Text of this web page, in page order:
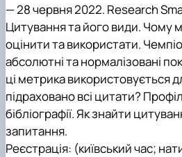
—28 червня 2022. Research
Цитування та його види. Чому
оцінити та використати.
абсолютні та нормалізовані
ці метрика використовується
підраховано всі цитати?
бібліографії. Як знайти
запитання.
Реєстрація: (київський час;